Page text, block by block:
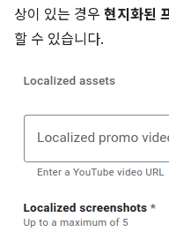
상이 있는 경우 현지화된
할 수 있습니다.